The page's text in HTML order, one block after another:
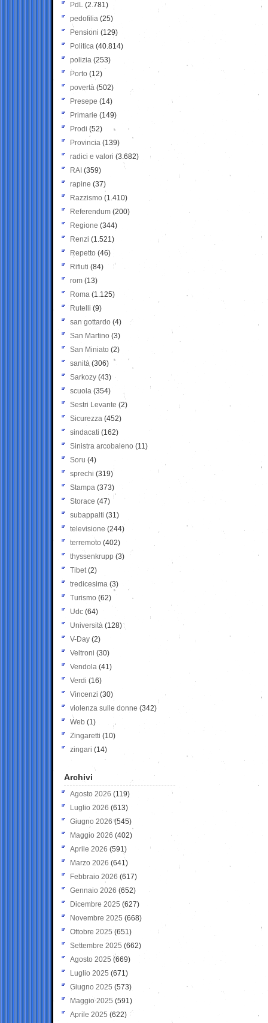
PdL (2.781)
pedofilia (25)
Pensioni (129)
Politica (40.814)
polizia (253)
Porto (12)
povertà (502)
Presepe (14)
Primarie (149)
Prodi (52)
Provincia (139)
radici e valori (3.682)
RAI (359)
rapine (37)
Razzismo (1.410)
Referendum (200)
Regione (344)
Renzi (1.521)
Repetto (46)
Rifiuti (84)
rom (13)
Roma (1.125)
Rutelli (9)
san gottardo (4)
San Martino (3)
San Miniato (2)
sanità (306)
Sarkozy (43)
scuola (354)
Sestri Levante (2)
Sicurezza (452)
sindacati (162)
Sinistra arcobaleno (11)
Soru (4)
sprechi (319)
Stampa (373)
Storace (47)
subappalti (31)
televisione(244)
terremoto (402)
thyssenkrupp (3)
Tibet(2)
tredicesima (3)
Turismo (62)
Udc (64)
Università (128)
V-Day (2)
Veltroni (30)
Vendola (41)
Verdi (16)
Vincenzi (30)
violenza sulle donne (342)
Web (1)
Zingaretti (10)
zingari (14)
Archivi
Agosto 2026 (119)
Luglio 2026 (613)
Giugno 2026 (545)
Maggio 2026 (402)
Aprile 2026 (591)
Marzo 2026 (641)
Febbraio 2026 (617)
Gennaio 2026 (652)
Dicembre 2025 (627)
Novembre 2025 (668)
Ottobre 2025 (651)
Settembre 2025 (662)
Agosto 2025 (669)
Luglio 2025 (671)
Giugno 2025 (573)
Maggio 2025 (591)
Aprile 2025 (622)